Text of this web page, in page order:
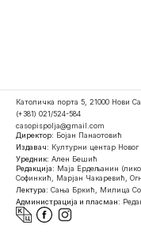
Католичка порта 5, 21000 Нови
(+381) 021/524-584
casopispolja@gmail.com
Директор: Бојан Панаотовић
Издавач: Културни центар Новог
Уредник: Ален Бешић
Редакција: Маја Ердељанин
Софинкић, Марјан Чакаревић,
Лектура: Сања Бркић, Милица
Администрација и пласман: